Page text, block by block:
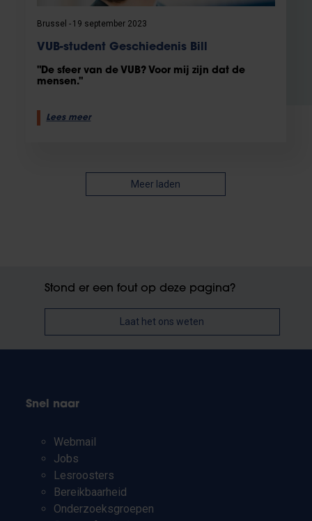
Brussel 19 september 2023
VUB-student Geschiedenis Bill
"De sfeer van de VUB? Voor mij zijn dat de
mensen."
Lees meer
Meer laden
Stond er een fout op deze pagina?
Laat het ons weten
Snel naar
Webmail
Jobs
Lesroosters
Bereikbaarheid
Onderzoeksgroepen